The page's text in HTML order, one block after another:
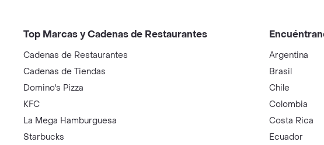
Top Marcas y Cadenas de Restaurantes
Cadenas de Restaurantes
Cadenas de Tiendas
Domino's Pizza
KFC
La Mega Hamburguesa
Starbucks
Argentina
Brasil
Chile
Colombia
Costa Rica
Ecuador